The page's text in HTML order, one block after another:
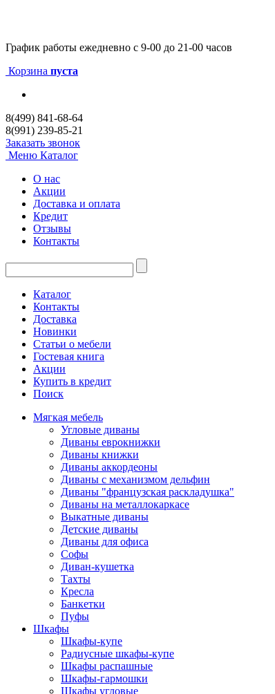
График работы ежедневно с 9-00 до 21-00 часов
Корзина пуста
8(499) 841-68-64
8(991) 239-85-21
Заказать звонок
Меню Каталог
О нас
Акции
Доставка и оплата
Кредит
Отзывы
Контакты
Каталог
Контакты
Доставка
Новинки
Статьи о мебели
Гостевая книга
Акции
Купить в кредит
Поиск
Мягкая мебель
Угловые диваны
Диваны еврокнижки
Диваны книжки
Диваны аккордеоны
Диваны с механизмом дельфин
Диваны "французская раскладушка"
Диваны на металлокаркасе
Выкатные диваны
Детские диваны
Диваны для офиса
Софы
Диван-кушетка
Тахты
Кресла
Банкетки
Пуфы
Шкафы
Шкафы-купе
Радиусные шкафы-купе
Шкафы распашные
Шкафы-гармошки
Шкафы угловые